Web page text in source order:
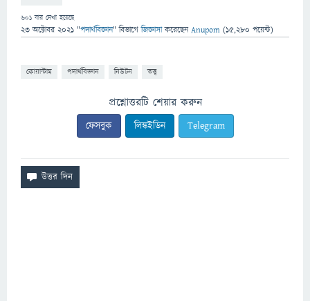
601 বার দেখা হয়েছে
23 অক্টোবর 2021 "পদার্থবিজ্ঞান" বিভাগে জিজ্ঞাসাকরেছেনAnupom (15,280 পয়েন্ট)
কোয়ান্টাম পদার্থবিজ্ঞান নিউটন তত্ত্ব
প্রশ্নোত্তরটি শেয়ার করুন
ফেসবুক লিঙ্কইডিন Telegram